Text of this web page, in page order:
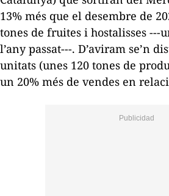
13% més que el desembre de
tones de fruites i hostalisses ---
l’any passat---. D’aviram se’n
unitats (unes 120 tones de
un 20% més de vendes en